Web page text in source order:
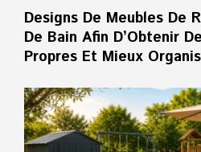
Designs De Meubles De
De Bain Afin D’Obtenir
Propres Et Mieux